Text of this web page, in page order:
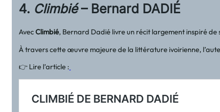
4. Climbié– Bernard DADIÉ
AvecClimbié, Bernard Dadié livre un récit largement inspiré de
À travers cette œuvre majeure de la littérature ivoirienne,
👉 Lire l’article :